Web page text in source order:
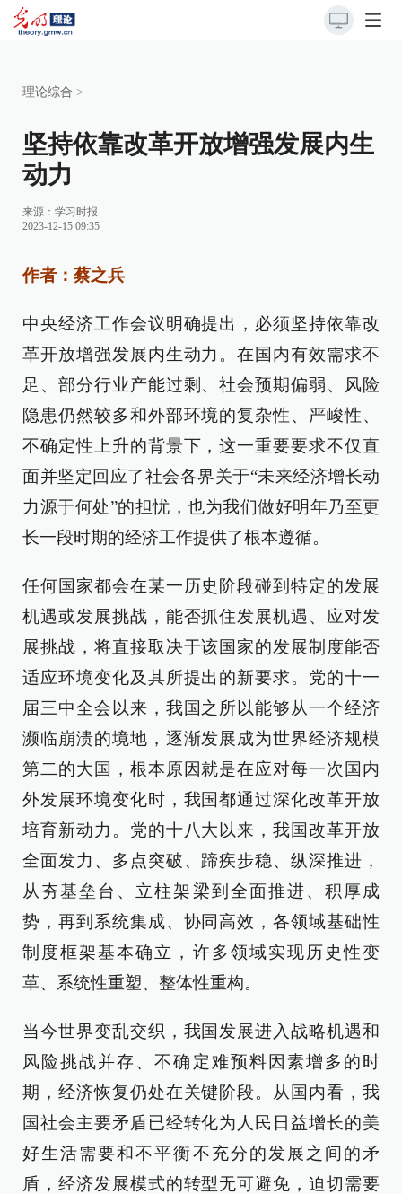
理论综合 >
坚持依靠改革开放增强发展内生
动力
来源： 学习时报
2023-12-15 09:35
作者：蔡之兵
中央经济工作会议明确提出，必须坚持依靠改
革开放增强发展内生动力。在国内有效需求不
足、部分行业产能过剩、社会预期偏弱、风险
隐患仍然较多和外部环境的复杂性、严峻性、
不确定性上升的背景下，这一重要要求不仅直
面并坚定回应了社会各界关于“未来经济增长动
力源于何处”的担忧，也为我们做好明年乃至更
长一段时期的经济工作提供了根本遵循。
任何国家都会在某一历史阶段碰到特定的发展
机遇或发展挑战，能否抓住发展机遇、应对发
展挑战，将直接取决于该国家的发展制度能否
适应环境变化及其所提出的新要求。党的十一
届三中全会以来，我国之所以能够从一个经济
濒临崩溃的境地，逐渐发展成为世界经济规模
第二的大国，根本原因就是在应对每一次国内
外发展环境变化时，我国都通过深化改革开放
培育新动力。党的十八大以来，我国改革开放
全面发力、多点突破、蹄疾步稳、纵深推进，
从夯基垒台、立柱架梁到全面推进、积厚成
势，再到系统集成、协同高效，各领域基础性
制度框架基本确立，许多领域实现历史性变
革、系统性重塑、整体性重构。
当今世界变乱交织，我国发展进入战略机遇和
风险挑战并存、不确定难预料因素增多的时
期，经济恢复仍处在关键阶段。从国内看，我
国社会主要矛盾已经转化为人民日益增长的美
好生活需要和不平衡不充分的发展之间的矛
盾，经济发展模式的转型无可避免，迫切需要